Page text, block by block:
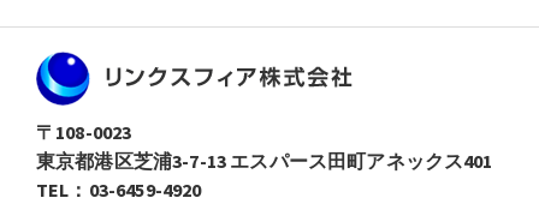
〒108-0023
東京都港区芝浦3-7-13 エスパース田町アネックス401
TEL：03-6459-4920